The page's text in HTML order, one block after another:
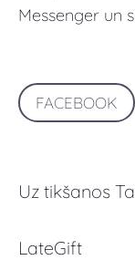
Messenger un
FACEBOOK
Uz tikšanos
LateGift